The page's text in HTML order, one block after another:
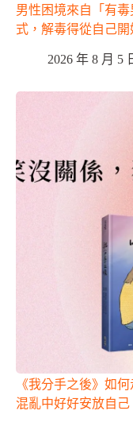
男性困境來自「有
式，解毒得從自己開
2026 年 8 月 5
《我分手之後》如
混亂中好好安放自己